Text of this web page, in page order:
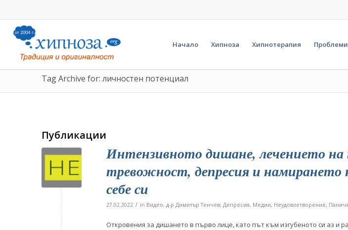
Начало Хипноза Хипнотерапия Проблеми
Tag Archive for: личностен потенциал
Публикации
Интензивното дишане, лечението на
тревожност, депресия и
себе си
27.02.2022 / in Видео, д-р Димитър Тенчев, Депресия, Медии, Неудовлетворение,
Откровения за дишането в първо лице, като път към изгубеното си аз и